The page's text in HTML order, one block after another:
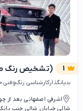
1 (تشخیص رنگ
بنیانگذارکارشناسی
اشرفی اصفهانی بعد از